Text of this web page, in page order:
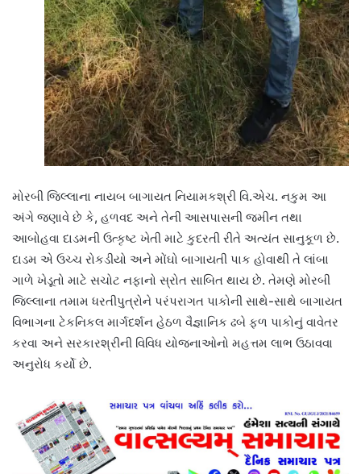
મોરબી જિલ્લાના નાયબ બાગાયત નિયામકશ્રી વિ.એચ. નકુમ આ
અંગે જણાવે છે કે, હળવદ અને તેની આસપાસની જમીન તથા
આબોહવા દાડમની ઉત્કૃષ્ટ ખેતી માટે કુદરતી રીતે અત્યંત સાનુકૂળ છે.
દાડમ એ ઉચ્ચ રોકડીયો અને મોંઘો બાગાયતી પાક હોવાથી તે લાંબા
ગાળે ખેડૂતો માટે સચોટ નફાનો સ્રોત સાબિત થાય છે. તેમણે મોરબી
જિલ્લાના તમામ ધરતીપુત્રોને પરંપરાગત પાકોની સાથે-સાથે બાગાયત
વિભાગના ટેકનિકલ માર્ગદર્શન હેઠળ વૈજ્ઞાનિક ઢબે ફળ પાકોનું વાવેતર
કરવા અને સરકારશ્રીની વિવિધ યોજનાઓનો મહત્તમ લાભ ઉઠાવવા
અનુરોધ કર્યો છે.